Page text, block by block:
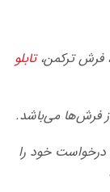
فرش ترکمن،تابلو
فرش‌ها می‌باشد.
درخواست خود را